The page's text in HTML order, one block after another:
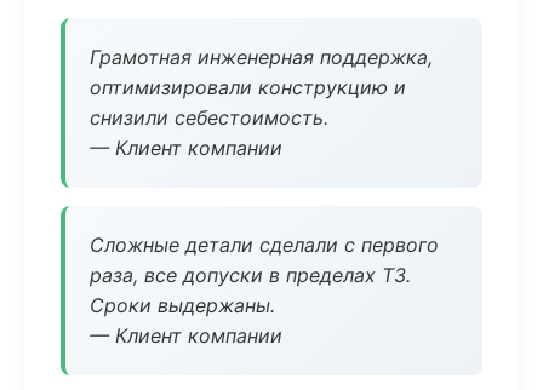
Грамотная инженерная поддержка,
оптимизировали конструкцию и
снизили себестоимость.
— Клиент компании
Сложные детали сделали с первого
раза, все допуски в пределах ТЗ.
Сроки выдержаны.
— Клиент компании